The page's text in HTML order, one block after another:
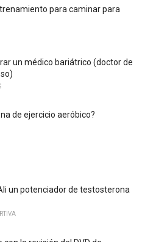
para caminar para
un médico bariátrico (doctor de
de ejercicio aeróbico?
un potenciador de testosterona